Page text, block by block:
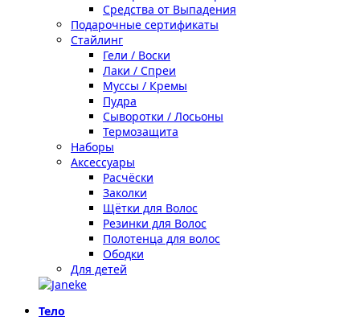
Средства от Выпадения
Подарочные сертификаты
Стайлинг
Гели / Воски
Лаки / Спреи
Муссы / Кремы
Пудра
Сыворотки / Лосьоны
Термозащита
Наборы
Аксессуары
Расчёски
Заколки
Щётки для Волос
Резинки для Волос
Полотенца для волос
Ободки
Для детей
Тело